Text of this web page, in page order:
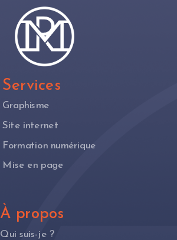
Services
Graphisme
Site internet
Formation numérique
Mise en page
À propos
Qui suis-je ?